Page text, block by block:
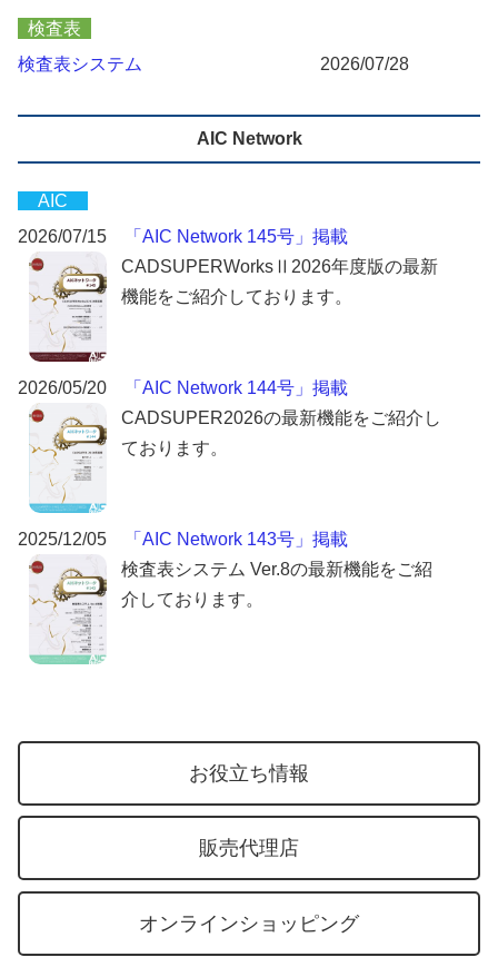
検査表
検査表システム
2026/07/28
AIC Network
AIC
2026/07/15
「AIC Network 145号」掲載
CADSUPERWorksⅡ2026年度版の最新
機能をご紹介しております。
2026/05/20
「AIC Network 144号」掲載
CADSUPER2026の最新機能をご紹介し
ております。
2025/12/05
「AIC Network 143号」掲載
検査表システム Ver.8の最新機能をご紹
介しております。
お役立ち情報
販売代理店
オンラインショッピング